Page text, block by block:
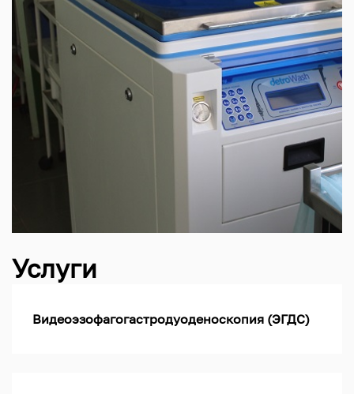
Услуги
Видеоэзофагогастродуоденоскопия (ЭГДС)